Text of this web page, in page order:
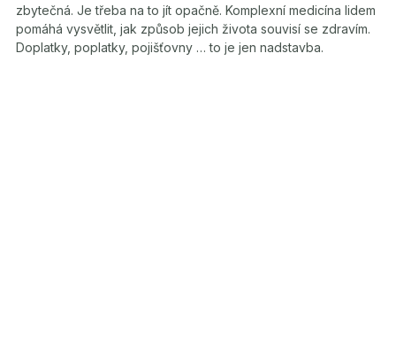
zbytečná. Je třeba na to jít opačně. Komplexní medicína lidem
pomáhá vysvětlit, jak způsob jejich života souvisí se zdravím.
Doplatky, poplatky, pojišťovny … to je jen nadstavba.